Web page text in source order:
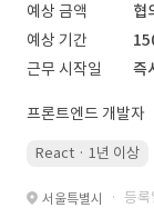
예상 금액
협
예상 기간
근무 시작일
즉
프론트엔드 개발자
React · 1년 이상
서울특별시 · 등